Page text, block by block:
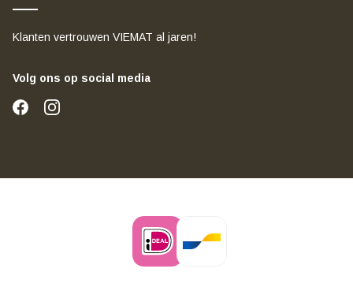
Klanten vertrouwen VIEMAT al jaren!
Volg ons op social media